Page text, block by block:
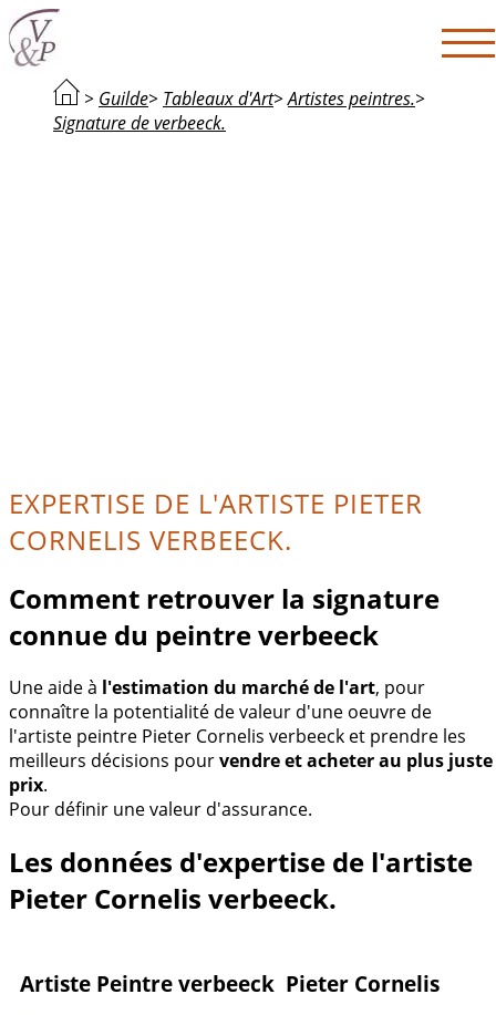
> Guilde> Tableaux d'Art>Artistes peintres.>
Signature de verbeeck.
EXPERTISE DE L'ARTISTE PIETER
CORNELIS VERBEECK.
Comment retrouver la signature
connue du peintre verbeeck
Une aide à l'estimation du marché de l'art, pour
connaître la potentialité de valeur d'une oeuvre de
l'artiste peintre Pieter Cornelis verbeeck et prendre les
meilleurs décisions pourvendre et acheter au plus juste
prix.
Pour définir une valeur d'assurance.
Les données d'expertise de l'artiste
Pieter Cornelis verbeeck.
Artiste Peintre verbeeck Pieter Cornelis